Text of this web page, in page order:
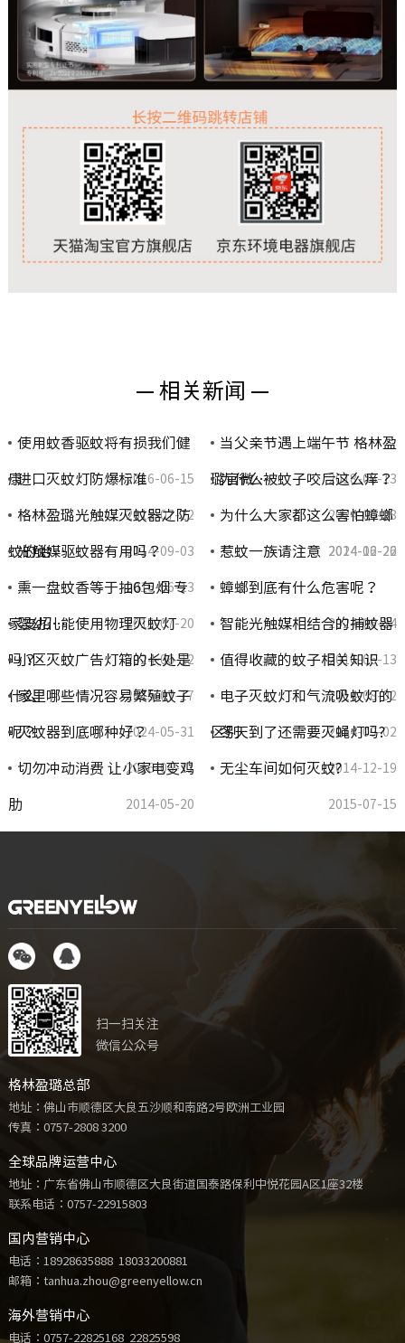
— 相关新闻 —
使用蚊香驱蚊将有损我们健
康 2016-06-15
当父亲节遇上端午节 格林盈
璐官微… 2018-06-13
进口灭蚊灯防爆标准
2015-07-22
为什么被蚊子咬后这么痒？
2024-06-28
格林盈璐光触媒灭蚊器之防
蚊的治… 2014-09-03
为什么大家都这么害怕蟑螂
2024-06-26
光触媒驱蚊器有用吗？
2016-06-13
惹蚊一族请注意 2014-12-22
熏一盘蚊香等于抽6包烟 专
家支招… 2015-07-20
蟑螂到底有什么危害呢？
2024-06-24
婴幼儿能使用物理灭蚊灯
吗？ 2024-06-12
智能光触媒相结合的捕蚊器
2016-06-13
小区灭蚊广告灯箱的长处是
什么 2015-07-17
值得收藏的蚊子相关知识
2014-08-02
家里哪些情况容易繁殖蚊子
呢？ 2024-05-31
电子灭蚊灯和气流吸蚊灯的
区别 2014-09-02
灭蚊器到底哪种好？
2016-06-11
冬天到了还需要灭蝇灯吗?
2014-12-19
切勿冲动消费 让小家电变鸡
肋 2014-05-20
无尘车间如何灭蚊?
2015-07-15
扫一扫关注
微信公众号
格林盈璐总部
地址：佛山市顺德区大良五沙顺和南路2号欧洲工业园
传真：0757-2808 3200
全球品牌运营中心
地址：广东省佛山市顺德区大良街道国泰路保利中悦花园A区1座32楼
联系电话： 0757-22915803
国内营销中心
电话： 18928635888 18033200881
邮箱：tanhua.zhou@greenyellow.cn
海外营销中心
电话： 0757-22825168 22825598